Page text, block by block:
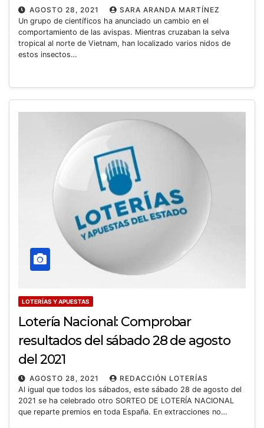
AGOSTO 28, 2021
SARA ARANDA MARTÍNEZ
Un grupo de científicos ha anunciado un cambio en el
comportamiento de las avispas. Mientras cruzaban la selva
tropical al norte de Vietnam, han localizado varios nidos de
estos insectos…
LOTERÍAS Y APUESTAS
Lotería Nacional: Comprobar
resultados del sábado 28 de agosto
del 2021
AGOSTO 28, 2021
REDACCIÓN LOTERÍAS
Al igual que todos los sábados, este sábado 28 de agosto del
2021 se ha celebrado otro SORTEO DE LOTERÍA NACIONAL
que reparte premios en toda España. En extracciones no…